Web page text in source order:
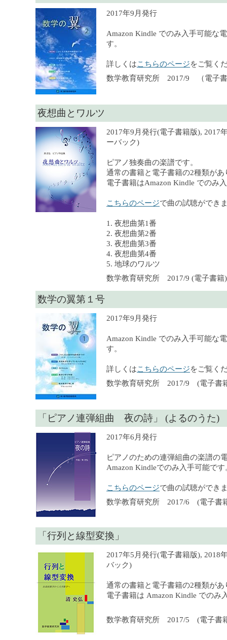
2017年9月発行
Amazon Kindle でのみ入手可能な
す。
詳しくはこちらのページをご覧く
数学教育研究所 2017/9 （電子
夜想曲とワルツ
2017年9月発行(電子書籍版), 2017
ーバック)
ピアノ独奏曲の楽譜です。
通常の書籍と電子書籍の2種類があ
電子書籍はAmazon Kindle でのみ
こちらのページで曲の試聴ができ
1. 夜想曲第1番
2. 夜想曲第2番
3. 夜想曲第3番
4. 夜想曲第4番
5. 地球のワルツ
数学教育研究所 2017/9 (電子書籍
数学の翼第１号
2017年9月発行
Amazon Kindle でのみ入手可能な
す。
詳しくはこちらのページをご覧く
数学教育研究所 2017/9 (電子書
「ピアノ連弾組曲 夜の詩」 (よるのうた)
2017年6月発行
ピアノのための連弾組曲の楽譜の
Amazon Kindleでのみ入手可能です
こちらのページで曲の試聴ができ
数学教育研究所 2017/6 (電子書
「行列と線型変換」
2017年5月発行(電子書籍版), 2018
バック)
通常の書籍と電子書籍の2種類があ
電子書籍は Amazon Kindle でのみ
数学教育研究所 2017/5 (電子書